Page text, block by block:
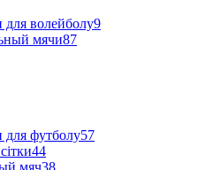
для волейболу9
мячи87
для футболу57
44
мяч38